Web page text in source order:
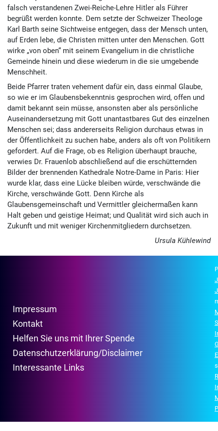
falsch verstandenen Zwei-Reiche-Lehre Hitler als Führer
begrüßt werden konnte. Dem setzte der Schweizer Theologe
Karl Barth seine Sichtweise entgegen, dass der Mensch unten,
auf Erden lebe, die Christen mitten unter den Menschen. Gott
wirke „von oben“ mit seinem Evangelium in die christliche
Gemeinde hinein und diese wiederum in die sie umgebende
Menschheit.
Beide Pfarrer traten vehement dafür ein, dass einmal Glaube,
so wie er im Glaubensbekenntnis gesprochen wird, offen und
damit bekannt sein müsse, ansonsten aber als persönliche
Auseinandersetzung mit Gott unantastbares Gut des einzelnen
Menschen sei; dass andererseits Religion durchaus etwas in
der Öffentlichkeit zu suchen habe, anders als oft von Politikern
gefordert. Auf die Frage, ob es Religion überhaupt brauche,
verwies Dr. Frauenlob abschließend auf die erschütternden
Bilder der brennenden Kathedrale Notre-Dame in Paris: Hier
wurde klar, dass eine Lücke bleiben würde, verschwände die
Kirche, verschwände Gott. Denn Kirche als
Glaubensgemeinschaft und Vermittler gleichermaßen kann
Halt geben und geistige Heimat; und Qualität wird sich auch in
Zukunft und mit weniger Kirchenmitgliedern durchsetzen.
Ursula Kühlewind
Impressum
Kontakt
Helfen Sie uns mit Ihrer Spende
Datenschutzerklärung/Disclaimer
Interessante Links